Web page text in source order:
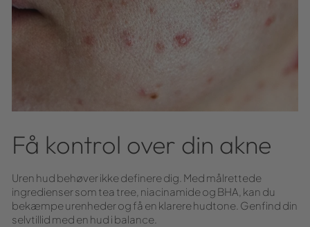
Få kontrol over din akne
Uren hud behøver ikke definere dig. Med målrettede
ingredienser som tea tree, niacinamide og BHA, kan du
bekæmpe urenheder og få en klarere hudtone. Genfind din
selvtillid med en hud i balance.